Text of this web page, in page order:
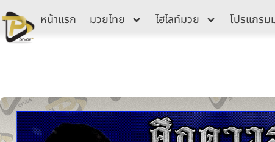
Skip
to
content
หน้าแรก มวยไทย ไฮไลท์มวย โปรแกรม